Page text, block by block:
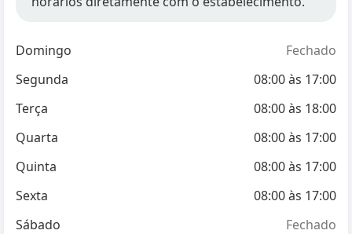
Domingo
Fechado
Segunda
08:00às 17:00
Terça
08:00às 18:00
Quarta
08:00às 17:00
Quinta
08:00às 17:00
Sexta
08:00às 17:00
Sábado
Fechado